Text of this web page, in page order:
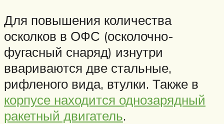
Для повышения количества
осколков в ОФС (осколочно-
фугасный снаряд) изнутри
ввариваются две стальные,
рифленого вида, втулки. Также в
корпусе находится однозарядный
ракетный двигатель.